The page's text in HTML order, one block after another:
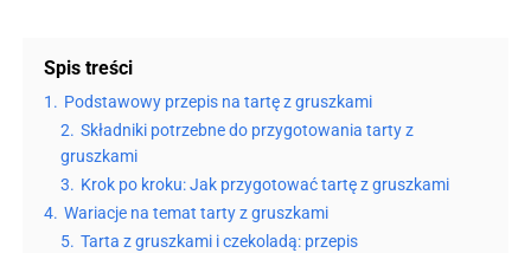
Spis treści
1. Podstawowy przepis na tartę z gruszkami
2. Składniki potrzebne do przygotowania tarty z
gruszkami
3. Krok po kroku: Jak przygotować tartę z gruszkami
4. Wariacje na temat tarty z gruszkami
5. Tarta z gruszkami i czekoladą: przepis